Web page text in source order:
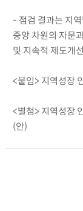
- 점검 결과는 지
중앙 차원의 자문
및 지속적 제도개
<붙임> 지역성장
<별첨> 지역성장
(안)